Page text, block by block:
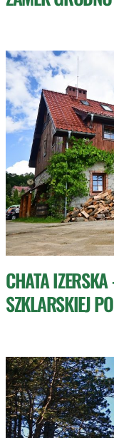
CHATA
SZKLARSKIEJ